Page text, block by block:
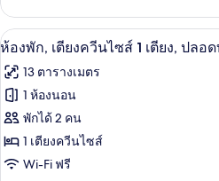
เกี่ยว
กับ
ห้อง
ปลอด
บุหรี่
(Sky
Floor)
เปิด
ภาพถ่าย
ทั้งหมด
ของ
ห้อง
พัก,
ห้
46
ห้องพัก, เตียงควีนไซส์ 1 เตียง, ปลอ
13 ตารางเมตร
1 ห้องนอน
พักได้ 2 คน
1 เตียงควีนไซส์
Wi-Fi ฟรี